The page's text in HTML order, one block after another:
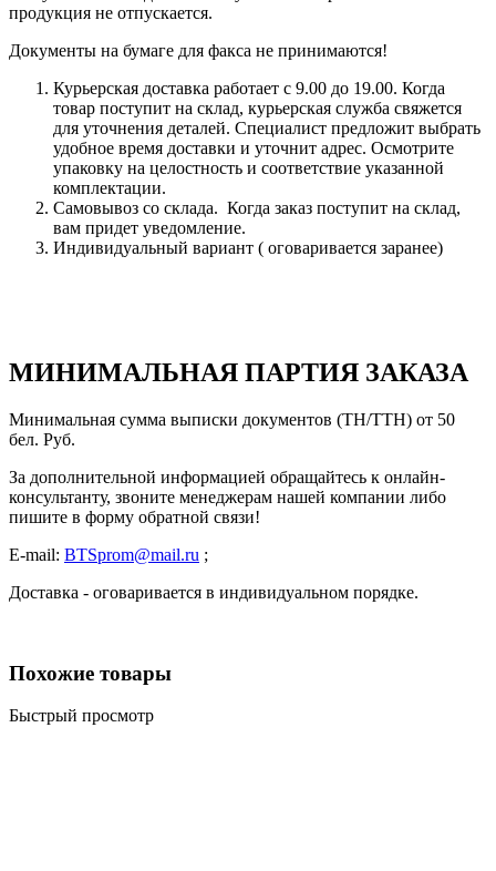
продукция не отпускается.
Документы на бумаге для факса не принимаются!
Курьерская доставка работает с 9.00 до 19.00. Когда
товар поступит на склад, курьерская служба свяжется
для уточнения деталей. Специалист предложит выбрать
удобное время доставки и уточнит адрес. Осмотрите
упаковку на целостность и соответствие указанной
комплектации.
Самовывоз со склада. Когда заказ поступит на склад,
вам придет уведомление.
Индивидуальный вариант ( оговаривается заранее)
МИНИМАЛЬНАЯ ПАРТИЯ ЗАКАЗА
Минимальная сумма выписки документов (ТН/ТТН) от 50
бел. Руб.
За дополнительной информацией обращайтесь к онлайн-
консультанту, звоните менеджерам нашей компании либо
пишите в форму обратной связи!
E-mail: BTSprom@mail.ru ;
Доставка - оговаривается в индивидуальном порядке.
Похожие товары
Быстрый просмотр